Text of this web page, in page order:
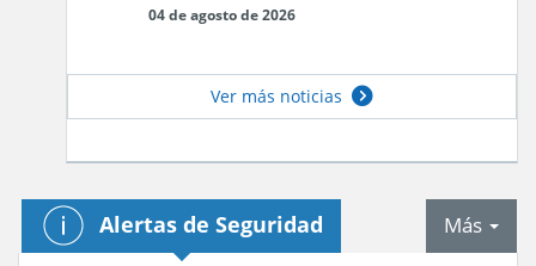
04 de agosto de 2026
Ver más noticias
Más
Alertas de Seguridad